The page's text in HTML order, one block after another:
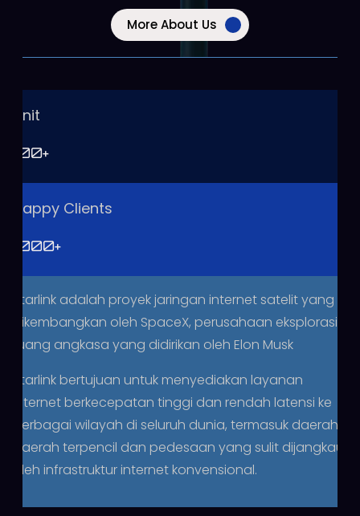
More About Us
Unit
100+
Happy Clients
1000+
Starlink adalah proyek jaringan internet satelit yang
dikembangkan oleh SpaceX, perusahaan eksplorasi
ruang angkasa yang didirikan oleh Elon Musk
Starlink bertujuan untuk menyediakan layanan
internet berkecepatan tinggi dan rendah latensi ke
berbagai wilayah di seluruh dunia, termasuk daerah-
daerah terpencil dan pedesaan yang sulit dijangkau
oleh infrastruktur internet konvensional.